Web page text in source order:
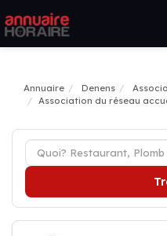
Annuaire Denens
Association du réseau